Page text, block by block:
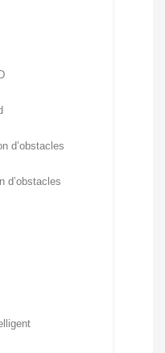
d’obstacles
d’obstacles